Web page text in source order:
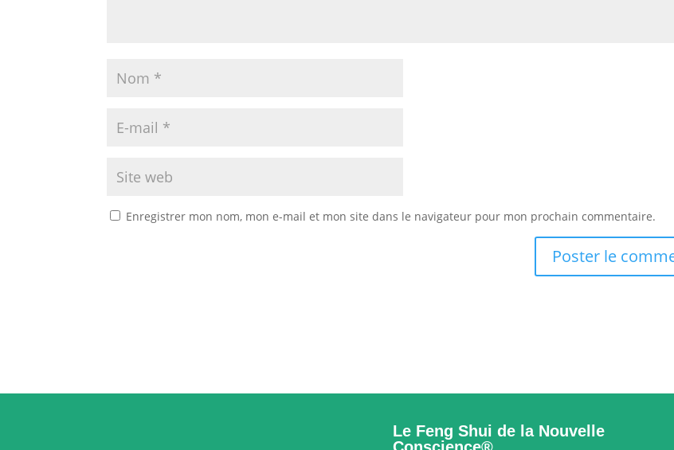
Enregistrer mon nom, mon e-mail et mon site dans le navigateur pour mon prochain commentaire.
Le Feng Shui de la Nouvelle